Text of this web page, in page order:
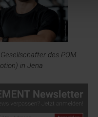
des POM
in Jena